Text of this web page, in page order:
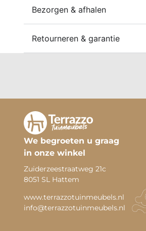
Bezorgen & afhalen
Retourneren & garantie
We begroeten u graag
in onze winkel
Zuiderzeestraatweg 21c
8051 SL Hattem
www.terrazzotuinmeubels.nl
info@terrazzotuinmeubels.nl